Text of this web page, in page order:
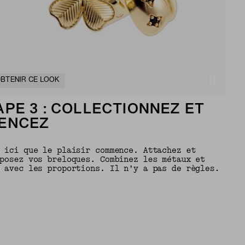
CE LOOK
3 : COLLECTIONNEZ ET
ici que le plaisir commence. Attachez et
vos breloques. Combinez les métaux et
avec les proportions. Il n’y a pas de règles.